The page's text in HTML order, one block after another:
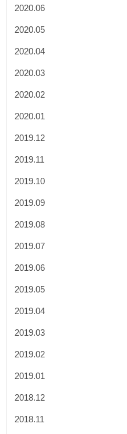
2020.06
2020.05
2020.04
2020.03
2020.02
2020.01
2019.12
2019.11
2019.10
2019.09
2019.08
2019.07
2019.06
2019.05
2019.04
2019.03
2019.02
2019.01
2018.12
2018.11